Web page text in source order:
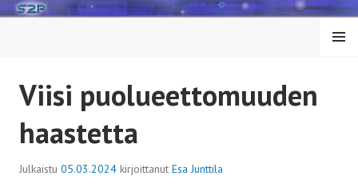
Siirry
VALIK
KO
Viisi puolueettomuuden
haastetta
Julkaistu 05.03.2024 kirjoittanut Esa Junttila